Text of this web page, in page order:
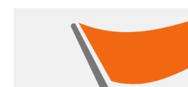
dreamcast'cie. Niemniej
różnice dotyczące